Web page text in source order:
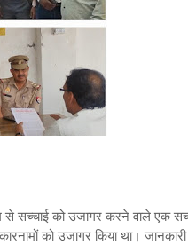
से सच्चाई को उजागर करने वाले एक
को उजागर किया था। जानकारी